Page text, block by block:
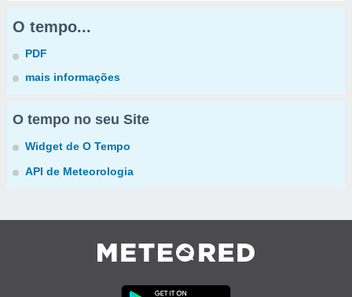
O tempo...
PDF
mais informações
O tempo no seu Site
Widget de O Tempo
API de Meteorologia